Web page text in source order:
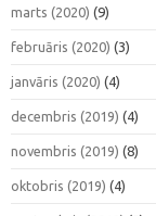
marts (2020) (9)
februāris (2020) (3)
janvāris (2020) (4)
decembris (2019) (4)
novembris (2019) (8)
oktobris (2019) (4)